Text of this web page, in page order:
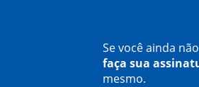
Se você ainda
faça sua
mesmo.